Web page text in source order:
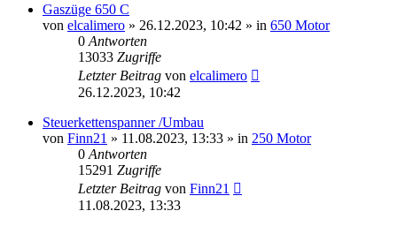
Gaszüge 650 C
von elcalimero » 26.12.2023, 10:42 » in 650 Motor
0 Antworten
13033 Zugriffe
Letzter Beitrag von elcalimero
26.12.2023, 10:42
Steuerkettenspanner /Umbau
von Finn21 » 11.08.2023, 13:33 » in 250 Motor
0 Antworten
15291 Zugriffe
Letzter Beitrag von Finn21
11.08.2023, 13:33